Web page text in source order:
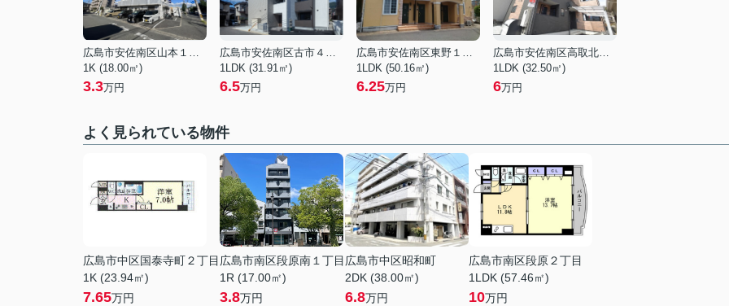
広島市安佐南区山本１丁目
1K (18.00㎡)
3.3万円
広島市安佐南区古市４丁目
1LDK (31.91㎡)
6.5万円
広島市安佐南区東野１丁目
1LDK (50.16㎡)
6.25万円
広島市安佐南区高取北３丁目
1LDK (32.50㎡)
6万円
よく見られている物件
広島市中区国泰寺町２丁目
1K (23.94㎡)
7.65万円
広島市南区段原南１丁目
1R (17.00㎡)
3.8万円
広島市中区昭和町
2DK (38.00㎡)
6.8万円
広島市南区段原２丁目
1LDK (57.46㎡)
10万円